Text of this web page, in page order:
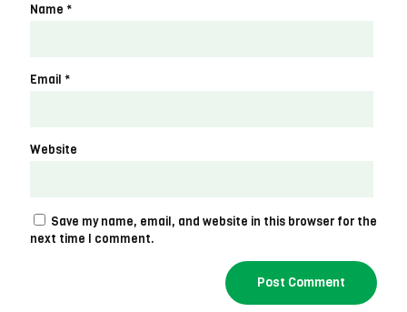
Name *
Email *
Website
Save my name, email, and website in this browser for the
next time I comment.